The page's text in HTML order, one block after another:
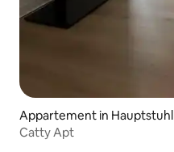
Appartement in Hauptstuhl
Catty Apt